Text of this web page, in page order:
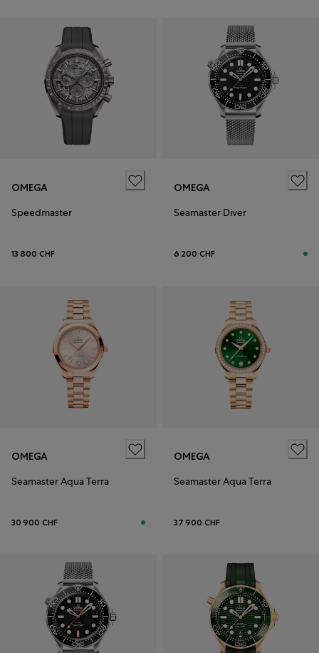
OMEGA
Speedmaster
13 800 CHF
OMEGA
Seamaster Diver
6 200 CHF
OMEGA
Seamaster Aqua Terra
30 900 CHF
OMEGA
Seamaster Aqua Terra
37 900 CHF